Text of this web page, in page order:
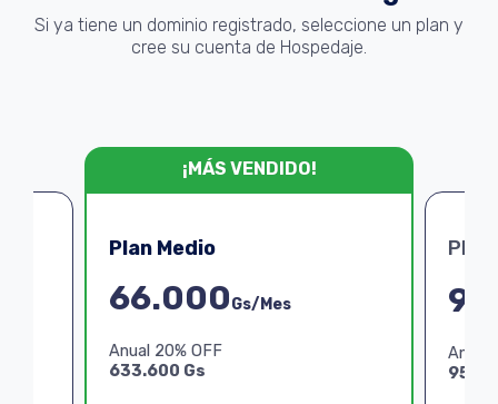
Si ya tiene un dominio registrado, seleccione un plan y
cree su cuenta de Hospedaje.
¡MÁS VENDIDO!
Plan Medio
66.000Gs/Mes
Anual 20% OFF
633.600 Gs
Plan
Anual